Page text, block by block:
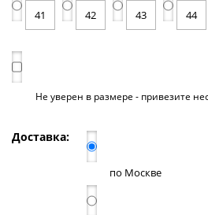
41 42 43 44
Не уверен в размере - привезите
Доставка:
по Москве